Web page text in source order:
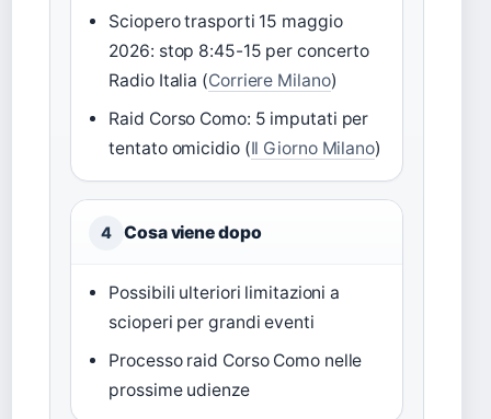
Sciopero trasporti 15 maggio
2026: stop 8:45-15 per concerto
Radio Italia (Corriere Milano)
Raid Corso Como: 5 imputati per
tentato omicidio (Il Giorno Milano)
4 Cosa viene dopo
Possibili ulteriori limitazioni a
scioperi per grandi eventi
Processo raid Corso Como nelle
prossime udienze